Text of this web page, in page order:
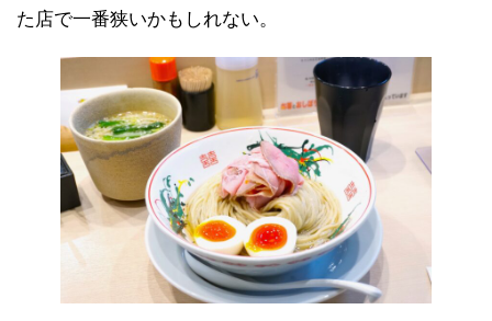
た店で一番狭いかもしれない。